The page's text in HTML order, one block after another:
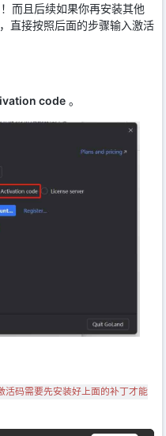
而且后续如果你再安装其他
直接按照后面的步骤输入激活
code 。
活码需要先安装好上面的补丁才能